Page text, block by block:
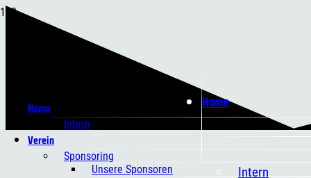
Home
Intern
Home
Intern
Verein
Sponsoring
Unsere Sponsoren